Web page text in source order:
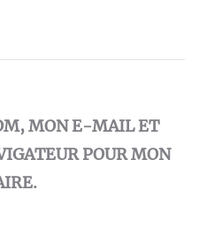
MON E-MAIL ET
POUR MON